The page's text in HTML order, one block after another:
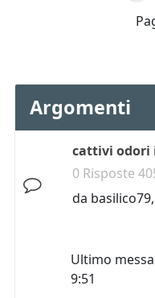
Argomenti
cattivi odori
0 Risposte
da basilico79,
Ultimo
9:51